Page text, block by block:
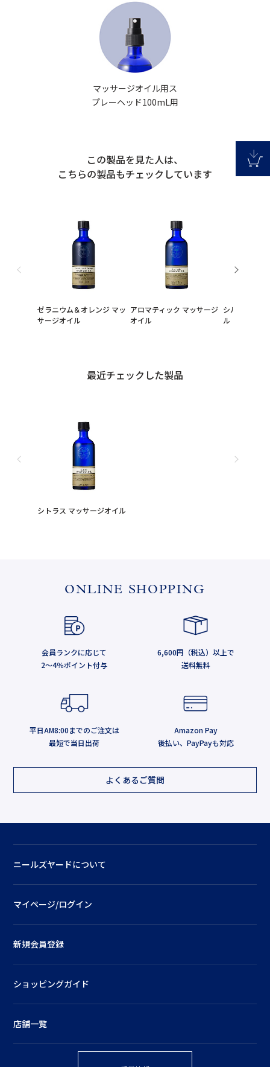
マッサージオイル用ス
プレーヘッド100mL用
この製品を見た人は、
こちらの製品もチェックしています
ゼラニウム＆オレンジ マッ
サージオイル
アロマティック マッサージ
オイル
シルエット
ル
最近チェックした製品
シトラス マッサージオイル
ONLINE SHOPPING
会員ランクに応じて
2～4％ポイント付与
6,600円（税込）以上で
送料無料
平日AM8:00までのご注文は
最短で当日出荷
Amazon Pay
後払い、PayPayも対応
よくあるご質問
ニールズヤードについて
マイページ/ログイン
新規会員登録
ショッピングガイド
店舗一覧